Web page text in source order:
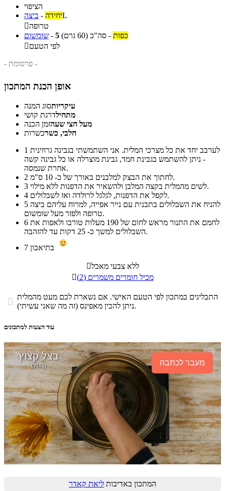
הציפוי
ביצה - יחידהL
טרופה
שומשום - 5 כפות - סה"כ (60 גרם)
לפי הטעם
- פרסומת -
אופן הכנת המתכון
עיקריותסוג המנה
מתחילדרגת קושי
מעל חצי שעהזמן הכנה
חלבי, כשרכשרות
1
- ניתן להשתמש בגבינת חמד, גבינת מוצרלה או כל גבינה קשה
אחרת שנמסה.
2
לחתוך את הבצק למלבנים באורך של כ- 10 ס"מ.
3
לשים מהמלית בקצה המלבן ולהשאיר את הדפנות ללא מילוי.
4
לקפל את הדפנות, לגלגל לרולדה ואז לשבלולים.
5
טרופה ולפזר מעל שומשום.
6
השבלולים למשך כ- 25 דקות עד להזהבה.
7
ללא צבעי מאכל

מכיל חומרים משמרים (2)
 התבלינים במתכון לפי הטעם האישי. אם נשארת לכם מעט מהמלית
ניתן להכין מאפינס (זה מה שאני עשיתי).
עוד הצעות למתכונים
מעבר לכתבה
המתכון באדיבות ליאת קאדר